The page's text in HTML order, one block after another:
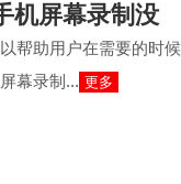
机屏幕录制没
帮助用户在需要的时候
幕录制... 更多